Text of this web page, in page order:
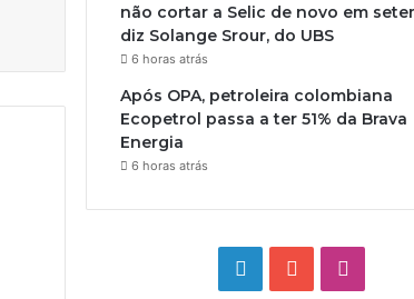
não cortar a Selic de novo em
diz Solange Srour, do UBS
6 horas atrás
Após OPA, petroleira colombiana
Ecopetrol passa a ter 51% da Brava
Energia
6 horas atrás
LinkedinYouTube